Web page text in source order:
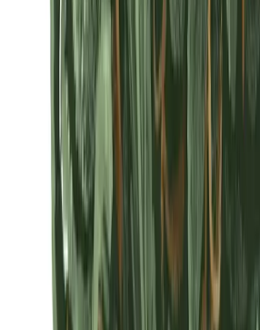
Sativa Strains Indica Strains
Standorte